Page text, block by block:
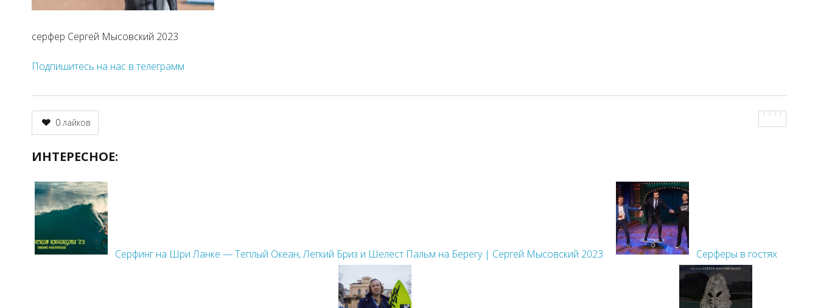
серфер Сергей Мысовский 2023
Подпишитесь на нас в телеграмм
0лайков
ИНТЕРЕСНОЕ:
Серфинг на Шри Ланке — Теплый Океан, Легкий Бриз и Шелест Пальм на Берегу | Сергей Мысовский 2023 Серферы в гостях